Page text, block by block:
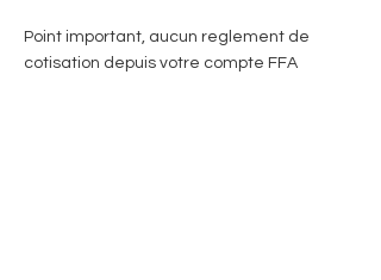
Point important, aucun reglement de
cotisation depuis votre compte FFA